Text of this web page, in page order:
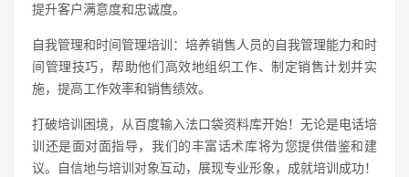
提升客户满意度和忠诚度。
自我管理和时间管理培训：培养销售人员的自我管理能力和时
间管理技巧，帮助他们高效地组织工作、制定销售计划并实
施，提高工作效率和销售绩效。
打破培训困境，从百度输入法口袋资料库开始！无论是电话培
训还是面对面指导，我们的丰富话术库将为您提供借鉴和建
议。自信地与培训对象互动，展现专业形象，成就培训成功！